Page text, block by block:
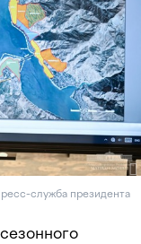
служба президента